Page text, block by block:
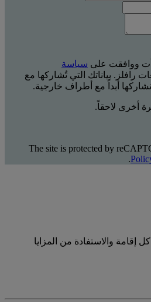
ووافقت على سياسة
رافلز. بياناتك التي تُشاركها مع
أبداً مع أطراف خارجية.
أخرى لاحقاً.
The site is protected by
إقامة والاستفادة من المزايا